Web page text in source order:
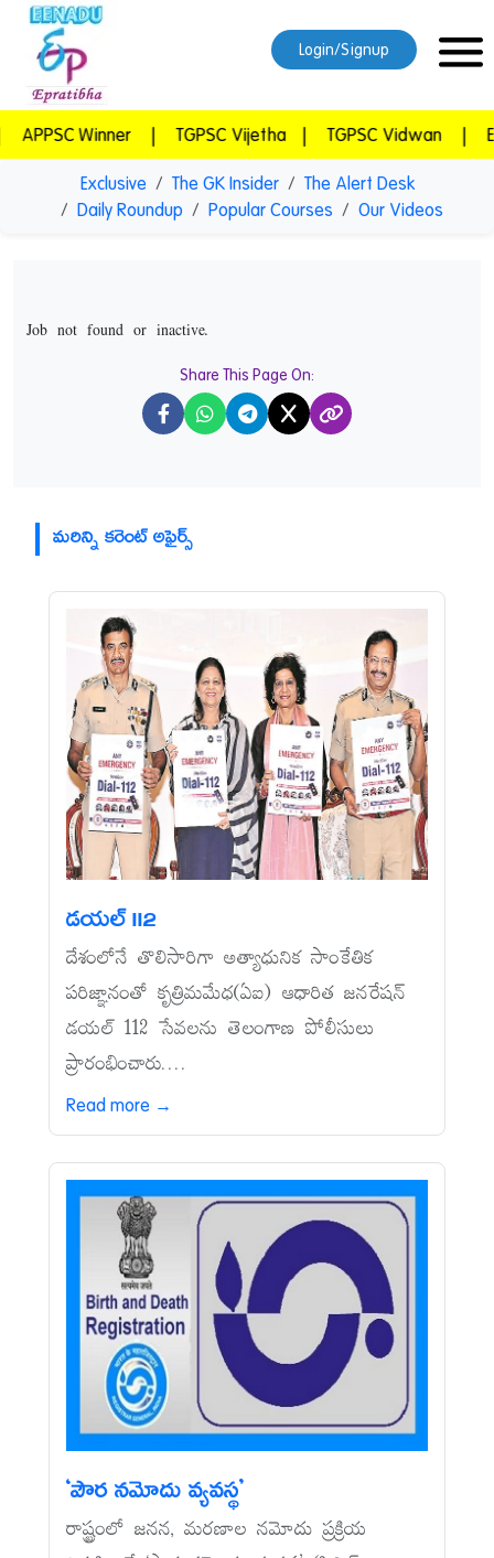
Exclusive The GK Insider
The Alert Desk
Daily Roundup
Popular Courses Our Videos
Job not found or inactive.
Share This Page On:
X
మరిన్ని కరెంట్ అఫైర్స్
డయల్‌ 112
దేశంలోనే తొలిసారిగా అత్యాధునిక సాంకేతిక
పరిజ్ఞానంతో కృత్రిమమేధ(ఏఐ) ఆధారిత జనరేషన్‌
డయల్‌ 112 సేవలను తెలంగాణ పోలీసులు
ప్రారంభించారు....
Read more →
‘పౌర నమోదు వ్యవస్థ’
రాష్ట్రంలో జనన, మరణాల నమోదు ప్రక్రియ
Login/Signup
Winner | TGPSC Vijetha | TGPSC Vidwan |